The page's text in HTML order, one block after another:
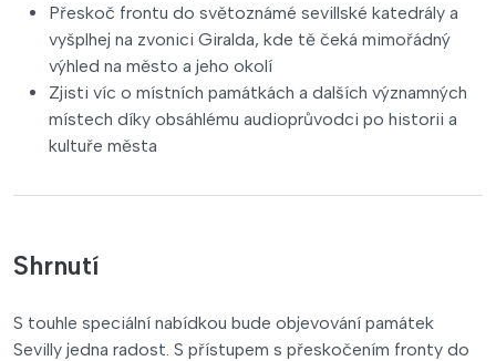
Přeskoč frontu do světoznámé sevillské katedrály a
vyšplhej na zvonici Giralda, kde tě čeká mimořádný
výhled na město a jeho okolí
Zjisti víc o místních památkách a dalších významných
místech díky obsáhlému audioprůvodci po historii a
kultuře města
Shrnutí
S touhle speciální nabídkou bude objevování památek
Sevilly jedna radost. S přístupem s přeskočením fronty do